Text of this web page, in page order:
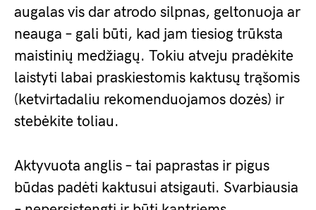
augalas vis dar atrodo silpnas, geltonuoja ar
neauga – gali būti, kad jam tiesiog trūksta
maistinių medžiagų. Tokiu atveju pradėkite
laistyti labai praskiestomis kaktusų trąšomis
(ketvirtadaliu rekomenduojamos dozės) ir
stebėkite toliau.
Aktyvuota anglis – tai paprastas ir pigus
būdas padėti kaktusui atsigauti. Svarbiausia